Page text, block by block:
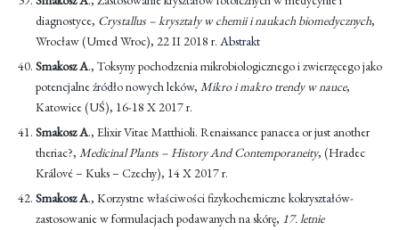
diagnostyce, Crystallus – kryształy w chemii i naukach biomedycznych,
Wrocław (Umed Wroc), 22 II 2018 r. Abstrakt
Smakosz A., Toksyny pochodzenia mikrobiologicznego i zwierzęcego jako
potencjalne źródło nowych leków, Mikro i makro trendy w nauce,
Katowice (UŚ), 16-18 X 2017 r.
Smakosz A., Elixir Vitae Matthioli. Renaissance panacea or just another
theriac?, Medicinal Plants – History And Contemporaneity, (Hradec
Králové – Kuks – Czechy), 14 X 2017 r.
Smakosz A., Korzystne właściwości fizykochemiczne kokryształów-
zastosowanie w formulacjach podawanych na skórę, 17. letnie